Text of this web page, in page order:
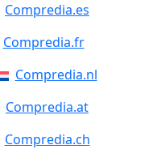
Compredia.es
Compredia.fr
Compredia.nl
Compredia.at
Compredia.ch